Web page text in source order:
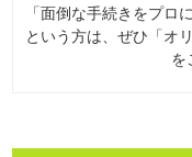
「面倒な手続きをプロ
という方は、ぜひ「オ
を